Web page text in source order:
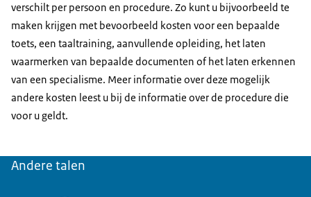
verschilt per persoon en procedure. Zo kunt u bijvoorbeeld te
maken krijgen met bevoorbeeld kosten voor een bepaalde
toets, een taaltraining, aanvullende opleiding, het laten
waarmerken van bepaalde documenten of het laten erkennen
van een specialisme. Meer informatie over deze mogelijk
andere kosten leest u bij de informatie over de procedure die
voor u geldt.
Andere talen